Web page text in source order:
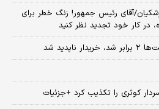
آقای رئیس جمهور! زنگ خطر برای
در کار خود تجدید نظر کنید
شد
کوثری را تکذیب کرد +جزئیات